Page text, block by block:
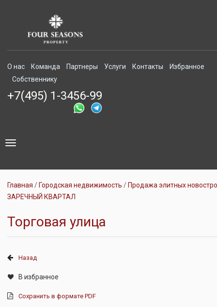
О нас Команда Партнеры Услуги Контакты
Избранное
Собственнику
+7(495) 1-3456-99
Toggle
Главная Городская недвижимость
Продажа элитных
ЗАРЕЧНЫЙ КВАРТАЛ
Торговая улица
Назад
В избранное
Сохранить в формате PDF